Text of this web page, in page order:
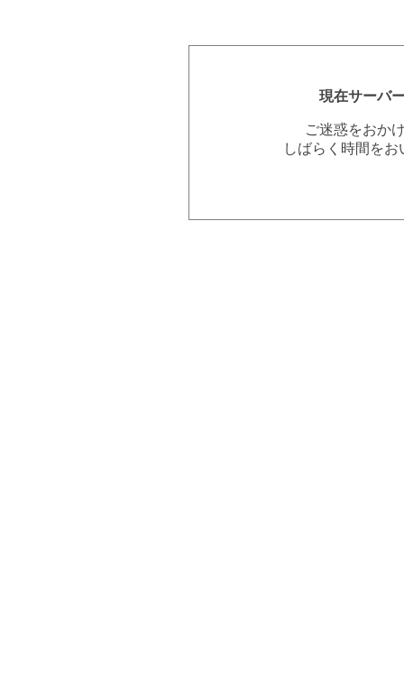
現在サーバ
ご迷惑をおか
しばらく時間を